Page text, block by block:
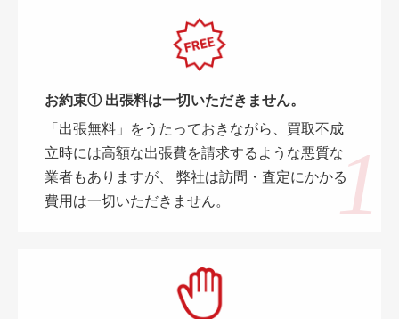
お約束① 出張料は一切いただきません。
「出張無料」をうたっておきながら、買取不成
立時には高額な出張費を請求するような悪質な
業者もありますが、 弊社は訪問・査定にかかる
費用は一切いただきません。